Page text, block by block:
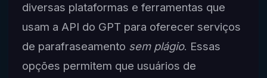
diversas plataformas e ferramentas que
usam a API do GPT para oferecer serviços
de parafraseamento sem plágio. Essas
opções permitem que usuários de